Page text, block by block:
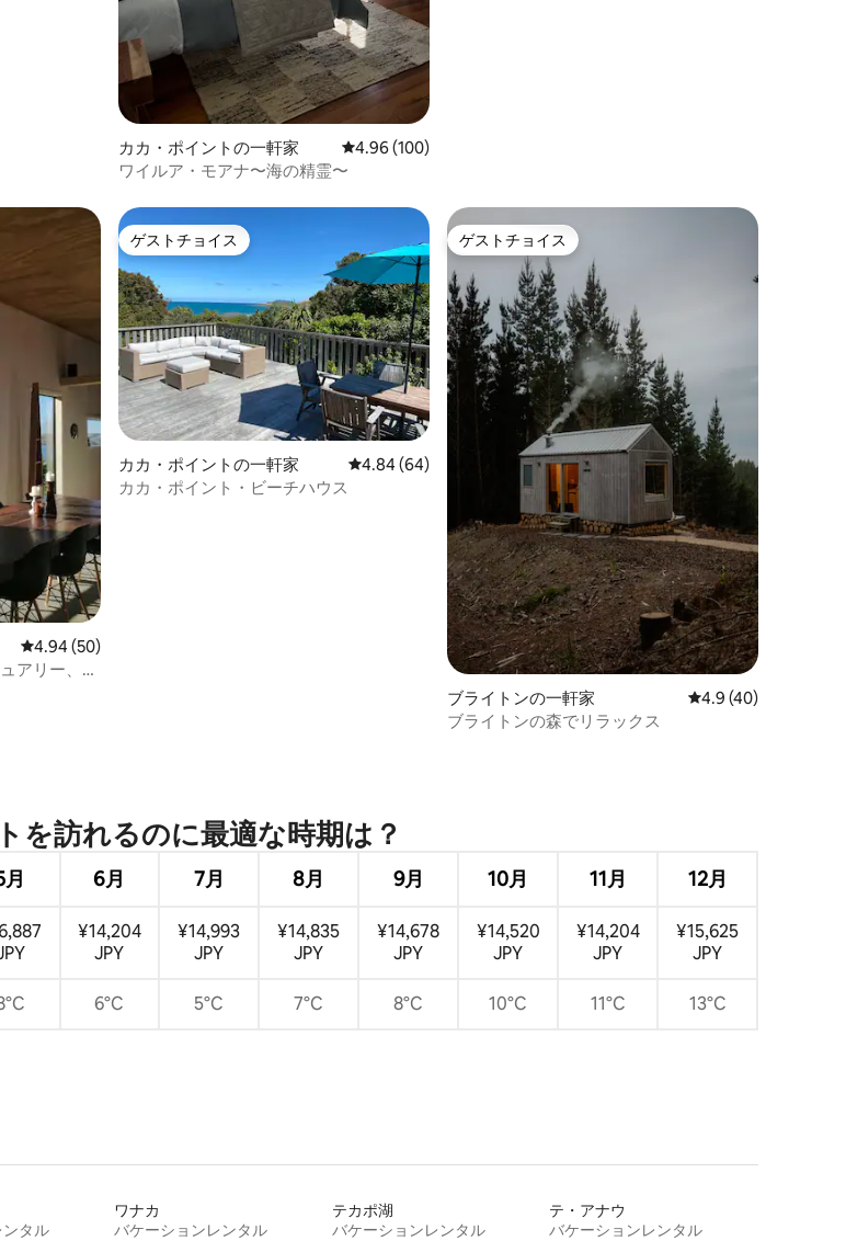
カカ・ポイントの一軒家 レビュー100件、5つ星中4.96つ星の平均評価
4.96 (100)
ワイルア・モアナ〜海の精霊〜
レビュー50件、5つ星中4.94つ星の平均評価
4.94 (50)
アリー、景
ゲストチョイス
ゲストチョイス
カカ・ポイントの一軒家 レビュー64件、5つ星中4.84つ星の平均評価
4.84 (64)
カカ・ポイント・ビーチハウス
ゲストチョイス
ゲストチョイス
ブライトンの一軒家 レビュー40件、5つ
4.9 (40)
ブライトンの森でリラックス
を訪⁠れ⁠るの⁠に最⁠適⁠な時⁠期⁠は⁠？
月 6月 7月 8月 9月 10月 11月 12月
¥14,204
JPY
¥14,993
JPY
¥14,835
JPY
¥14,678
JPY
¥14,520
JPY
¥14,204
JPY
¥15,625
JPY
6°C 5°C 7°C 8°C 10°C 11°C 13°C
タル
ワナカ
バケーションレンタル
テカポ湖
バケーションレンタル
テ・アナウ
バケーションレンタル